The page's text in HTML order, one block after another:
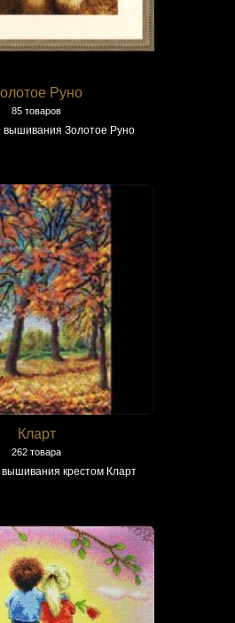
Руно
85 товаров
Золотое Руно
Кларт
262 товара
крестом Кларт